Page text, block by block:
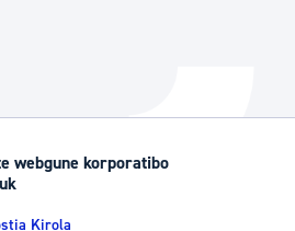
webgune korporatibo
Kirola